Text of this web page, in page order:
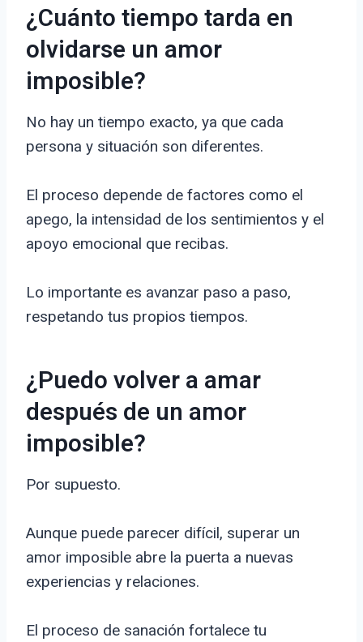
¿Cuánto tiempo tarda en
olvidarse un amor
imposible?
No hay un tiempo exacto, ya que cada
persona y situación son diferentes.
El proceso depende de factores como el
apego, la intensidad de los sentimientos y el
apoyo emocional que recibas.
Lo importante es avanzar paso a paso,
respetando tus propios tiempos.
¿Puedo volver a amar
después de un amor
imposible?
Por supuesto.
Aunque puede parecer difícil, superar un
amor imposible abre la puerta a nuevas
experiencias y relaciones.
El proceso de sanación fortalece tu